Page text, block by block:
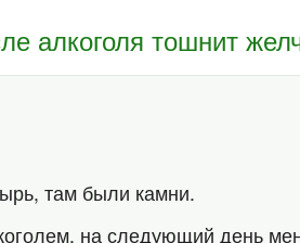
алкоголя тошнит
там были камни.
на следующий день